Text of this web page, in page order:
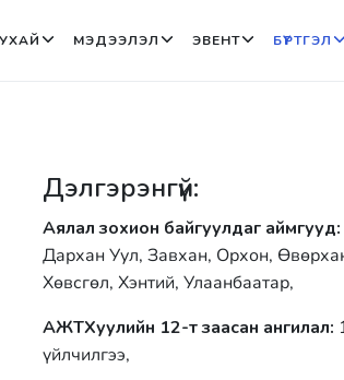
МЭДЭЭЛЭЛ ЭВЕНТ БҮРТГЭЛ
Дэлгэрэнгүй:
Аялал зохион байгуулдаг аймгууд:
Дархан Уул, Завхан, Орхон,
Хөвсгөл, Хэнтий, Улаанбаатар,
АЖТХуулийн 12-т заасан ангилал:
үйлчилгээ,